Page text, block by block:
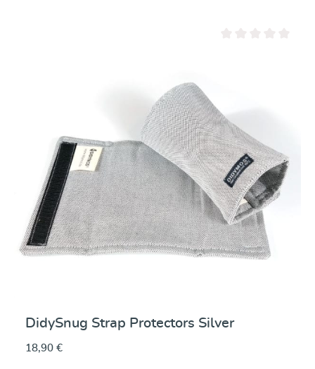
DidySnug Strap Protectors Silver
18,90 €